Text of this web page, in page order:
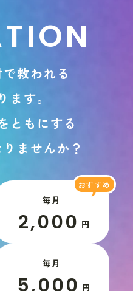
TION
で救われ る
り ま す。
と も にする
り ま せんか ？
毎月
2,000 円
毎月
5,000 円